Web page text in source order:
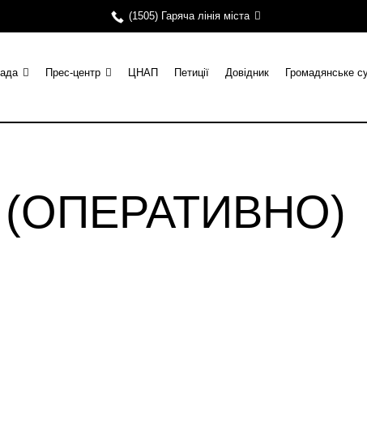
(1505) Гаряча лінія міста
Прес-центр ЦНАП Петиції Довідник Громадянське
(ОПЕРАТИВНО)